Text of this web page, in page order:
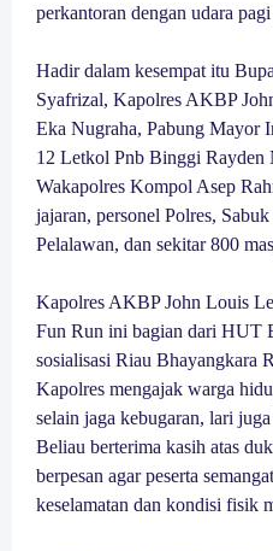
perkantoran dengan udara
Hadir dalam kesempat itu
Syafrizal, Kapolres AKBP
Eka Nugraha, Pabung Mayor
12 Letkol Pnb Binggi Rayden
Wakapolres Kompol Asep
jajaran, personel Polres,
Pelalawan, dan sekitar 800
Kapolres AKBP John Louis
Fun Run ini bagian dari HUT
sosialisasi Riau Bhayangkara
Kapolres mengajak warga
selain jaga kebugaran, lari
Beliau berterima kasih atas
berpesan agar peserta
keselamatan dan kondisi fisik